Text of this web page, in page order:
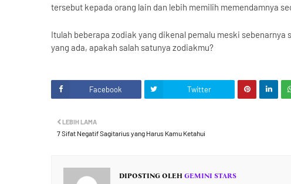
tersebut kepada orang lain dan lebih memilih memendamnya
Itulah beberapa zodiak yang dikenal pemalu meski
yang ada, apakah salah satunya zodiakmu?
Facebook Twitter
LEBIH LAMA
7 Sifat Negatif Sagitarius yang Harus Kamu Ketahui
DIPOSTING OLEH GEMINI STARS